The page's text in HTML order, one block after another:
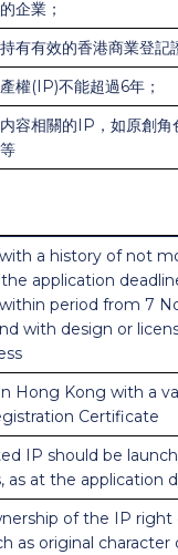
企業；
有有效的香港商業登記
權(IP)不能超過6年；
容相關的IP，如原創角
a history of not
application
period from 7
with design or
Hong Kong with a
Certificate
IP should be
as at the application
of the IP
as original character